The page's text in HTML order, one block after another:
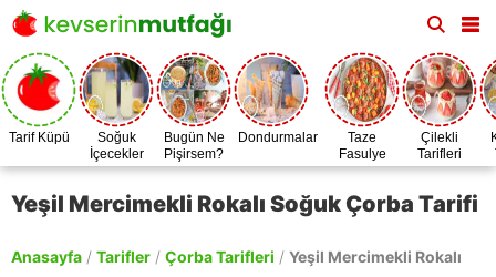
Tarif Küpü
Soğuk
İçecekler
Bugün Ne
Pişirsem?
Dondurmalar
Taze
Fasulye
Zamanı
Çilekli
Tarifleri
Yeşil Mercimekli Rokalı Soğuk Çorba Tarifi
Anasayfa / Tarifler / Çorba Tarifleri / Yeşil Mercimekli Rokalı